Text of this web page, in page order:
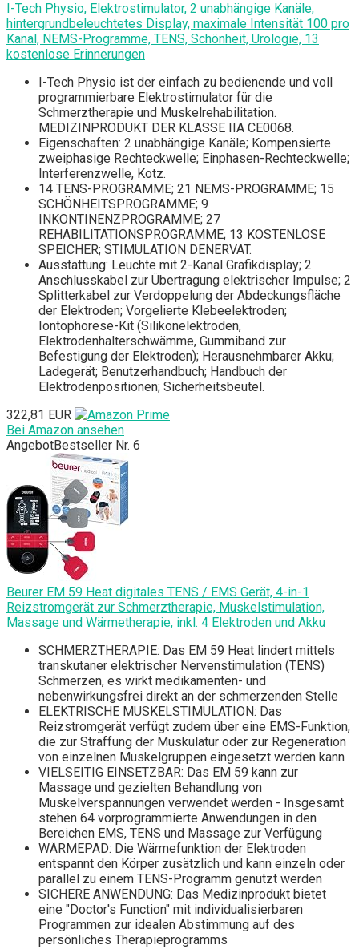
I-Tech Physio, Elektrostimulator, 2 unabhängige Kanäle,
hintergrundbeleuchtetes Display, maximale Intensität 100 pro
Kanal, NEMS-Programme, TENS, Schönheit, Urologie, 13
kostenlose Erinnerungen
I-Tech Physio ist der einfach zu bedienende und voll
programmierbare Elektrostimulator für die
Schmerztherapie und Muskelrehabilitation.
MEDIZINPRODUKT DER KLASSE IIA CE0068.
Eigenschaften: 2 unabhängige Kanäle; Kompensierte
zweiphasige Rechteckwelle; Einphasen-Rechteckwelle;
Interferenzwelle, Kotz.
14 TENS-PROGRAMME; 21 NEMS-PROGRAMME; 15
SCHÖNHEITSPROGRAMME; 9
INKONTINENZPROGRAMME; 27
REHABILITATIONSPROGRAMME; 13 KOSTENLOSE
SPEICHER; STIMULATION DENERVAT.
Ausstattung: Leuchte mit 2-Kanal Grafikdisplay; 2
Anschlusskabel zur Übertragung elektrischer Impulse; 2
Splitterkabel zur Verdoppelung der Abdeckungsfläche
der Elektroden; Vorgelierte Klebeelektroden;
Iontophorese-Kit (Silikonelektroden,
Elektrodenhalterschwämme, Gummiband zur
Befestigung der Elektroden); Herausnehmbarer Akku;
Ladegerät; Benutzerhandbuch; Handbuch der
Elektrodenpositionen; Sicherheitsbeutel.
322,81 EUR
Bei Amazon ansehen
AngebotBestseller Nr. 6
Beurer EM 59 Heat digitales TENS / EMS Gerät, 4-in-1
Reizstromgerät zur Schmerztherapie, Muskelstimulation,
Massage und Wärmetherapie, inkl. 4 Elektroden und Akku
SCHMERZTHERAPIE: Das EM 59 Heat lindert mittels
transkutaner elektrischer Nervenstimulation (TENS)
Schmerzen, es wirkt medikamenten- und
nebenwirkungsfrei direkt an der schmerzenden Stelle
ELEKTRISCHE MUSKELSTIMULATION: Das
Reizstromgerät verfügt zudem über eine EMS-Funktion,
die zur Straffung der Muskulatur oder zur Regeneration
von einzelnen Muskelgruppen eingesetzt werden kann
VIELSEITIG EINSETZBAR: Das EM 59 kann zur
Massage und gezielten Behandlung von
Muskelverspannungen verwendet werden - Insgesamt
stehen 64 vorprogrammierte Anwendungen in den
Bereichen EMS, TENS und Massage zur Verfügung
WÄRMEPAD: Die Wärmefunktion der Elektroden
entspannt den Körper zusätzlich und kann einzeln oder
parallel zu einem TENS-Programm genutzt werden
SICHERE ANWENDUNG: Das Medizinprodukt bietet
eine "Doctor's Function" mit individualisierbaren
Programmen zur idealen Abstimmung auf des
persönliches Therapieprogramms